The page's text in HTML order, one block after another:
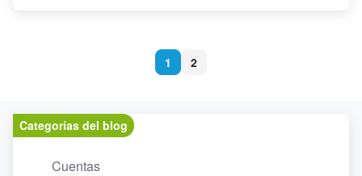
1 2
Categorías del blog
Cuentas